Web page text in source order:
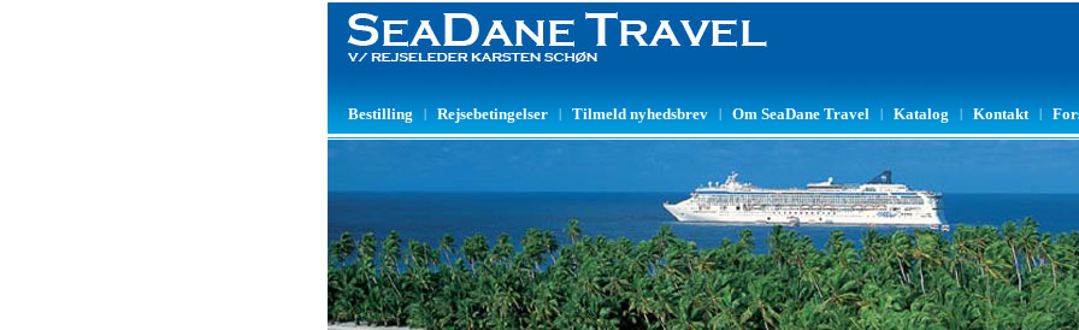
Bestilling Rejsebetingelser Tilmeld nyhedsbrev Om SeaDane Travel Katalog Kontakt